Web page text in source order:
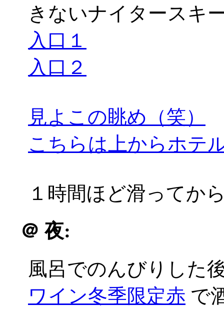
きないナイタースキ
入口１
入口２
見よこの眺め（笑）
こちらは上からホテ
１時間ほど滑ってか
＠ 夜:
風呂でのんびりした
ワイン冬季限定赤 で